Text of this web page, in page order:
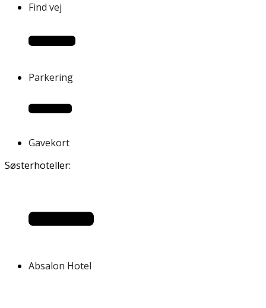
Find vej
Parkering
Gavekort
Søsterhoteller:
Absalon Hotel